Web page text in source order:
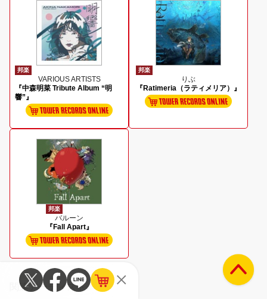
邦楽
VARIOUS ARTISTS
『中森明菜 Tribute Album “明
響”』
邦楽
りぶ
『Ratimeria（ラティメリア）』
邦楽
バルーン
『Fall Apart』
関連アーティスト